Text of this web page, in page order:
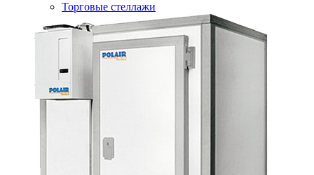
Торговые стеллажи